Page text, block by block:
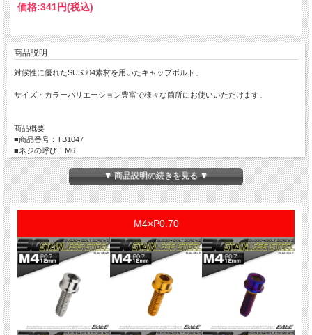
価格:341円(税込)
商品説明
対候性に優れたSUS304素材を用いたキャップボルト。
サイズ・カラーバリエーション豊富で様々な箇所にお使いいただけます。
商品概要
■商品番号：TB1047
■ネジの呼び：M6
■長さ：100mm
※詳細はサイズ画像参照
■ピッチ：P1.00
■カラー：ゴールド
※長尺物は製造ロットにより、全ネジ・半ネジが混在します。
※製造ロットによりネジ部分の長さがサイズ表と変わる場合がございます。詳細が
必要な場合はお問い合わせ下さい。
※記載のサイズは平均値です。個体により誤差がございます。また、個体差により
着色が異なります。
※ご注文確定後のサイズやカラー、数量などのご変更は出来ません。
▼ 商品説明の続きを見る ▼
M4×P0.70